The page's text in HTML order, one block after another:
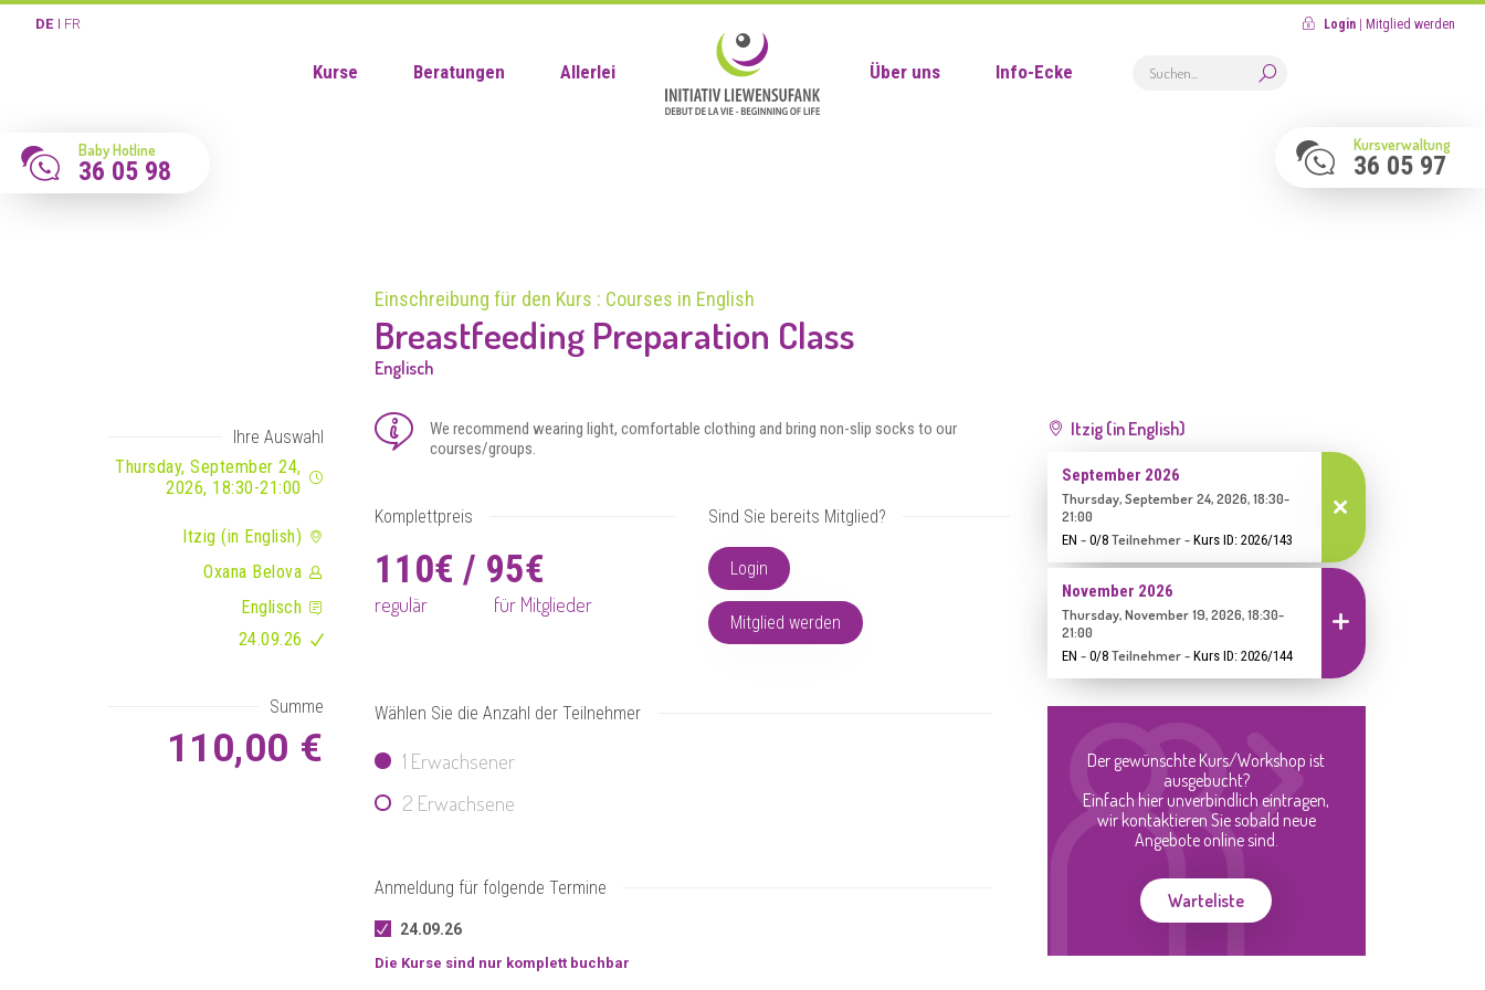
DE FR Login Mitglied werden
Kurse Beratungen Allerlei Über uns Info-Ecke
Baby Hotline
36 05 98
Kursverwaltung
36 05 97
Ihre Auswahl
Thursday, September 24,
2026, 18:30-21:00
Itzig (in English)
Oxana Belova
Englisch
24.09.26
Summe
110,00 €
Einschreibung für den Kurs : Courses in English
Breastfeeding Preparation Class
Englisch
We recommend wearing light, comfortable clothing and bring non-slip socks to our
courses/groups.
Komplettpreis
110€ / 95€
regulär für Mitglieder
Sind Sie bereits Mitglied?
Login
Mitglied werden
Wählen Sie die Anzahl der Teilnehmer
1 Erwachsener
2 Erwachsene
Anmeldung für folgende Termine
24.09.26
Die Kurse sind nur komplett buchbar
Itzig (in English)
September 2026
Thursday, September 24, 2026, 18:30-
21:00
EN - 0/8 Teilnehmer- Kurs ID: 2026/143
Abbrechen
November 2026
Thursday, November 19, 2026, 18:30-
21:00
EN - 0/8 Teilnehmer- Kurs ID: 2026/144
Einschreiben
Der gewünschte Kurs/Workshop ist
ausgebucht?
Einfach hier unverbindlich eintragen,
wir kontaktieren Sie sobald neue
Angebote online sind.
Warteliste